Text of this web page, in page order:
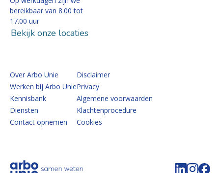
Volg de
Volg
bereikbaar van 8.00 tot
17.00 uur
Bekijk onze locaties
Over Arbo Unie
Werken bij Arbo Unie
Kennisbank
Diensten
Contact opnemen
Disclaimer
Privacy
Algemene voorwaarden
Klachtenprocedure
Cookies